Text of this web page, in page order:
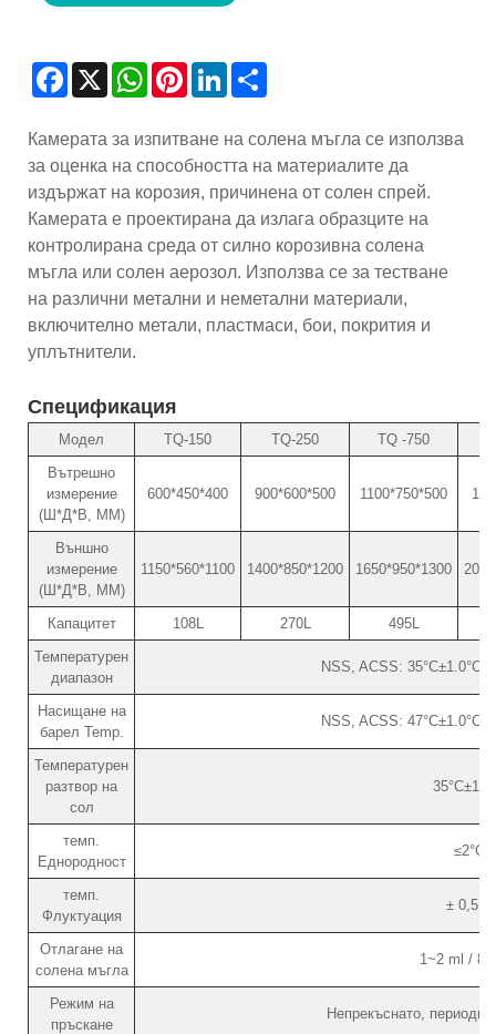
Facebook
X WhatsAppPinterestLinkedIn
Камерата за изпитване на солена мъгла се използва
за оценка на способността на материалите да
издържат на корозия, причинена от солен спрей.
Камерата е проектирана да излага образците на
контролирана среда от силно корозивна солена
мъгла или солен аерозол. Използва се за тестване
на различни метални и неметални материали,
включително метали, пластмаси, бои, покрития и
уплътнители.
Спецификация
Модел TQ-150 TQ-250 TQ -750
Вътрешно
измерение
(Ш*Д*В, ММ)
600*450*400 900*600*500 1100*750*500
Външно
измерение
(Ш*Д*В, ММ)
1150*560*1100 1400*850*1200 1650*950*1300
Капацитет 108L 270L
495L
Температурен
диапазон
NSS, ACSS: 35°C±1.0°C /
Насищане на
барел Temp.
NSS, ACSS: 47°C±1.0°C /
Температурен
разтвор на
сол
темп.
Еднородност
≤2°C
темп.
Флуктуация
± 0,5°C
Отлагане на
солена мъгла
1~2 ml /
Режим на
пръскане
Непрекъснато,